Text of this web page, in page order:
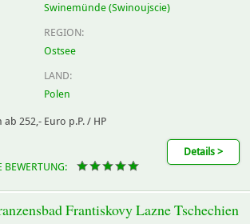
Swinemünde (Swinoujscie)
REGION:
Ostsee
LAND:
Polen
252,- Euro p.P. / HP
BEWERTUNG:
Details >
Frantiskovy Lazne Tschechien